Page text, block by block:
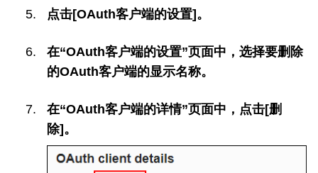
点击[OAuth客户端的设置]。
在“OAuth客户端的设置”页面中，选择要删除
的OAuth客户端的显示名称。
在“OAuth客户端的详情”页面中，点击[删
除]。